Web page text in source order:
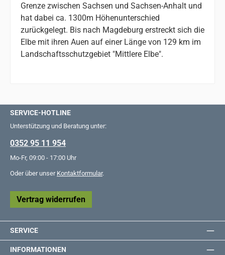
Grenze zwischen Sachsen und Sachsen-Anhalt und
hat dabei ca. 1300m Höhenunterschied
zurückgelegt. Bis nach Magdeburg erstreckt sich die
Elbe mit ihren Auen auf einer Länge von 129 km im
Landschaftsschutzgebiet "Mittlere Elbe".
SERVICE-HOTLINE
Unterstützung und Beratung unter:
0352 95 11 954
Mo-Fr, 09:00 - 17:00 Uhr
Oder über unser Kontaktformular.
Vertrag widerrufen
SERVICE
INFORMATIONEN